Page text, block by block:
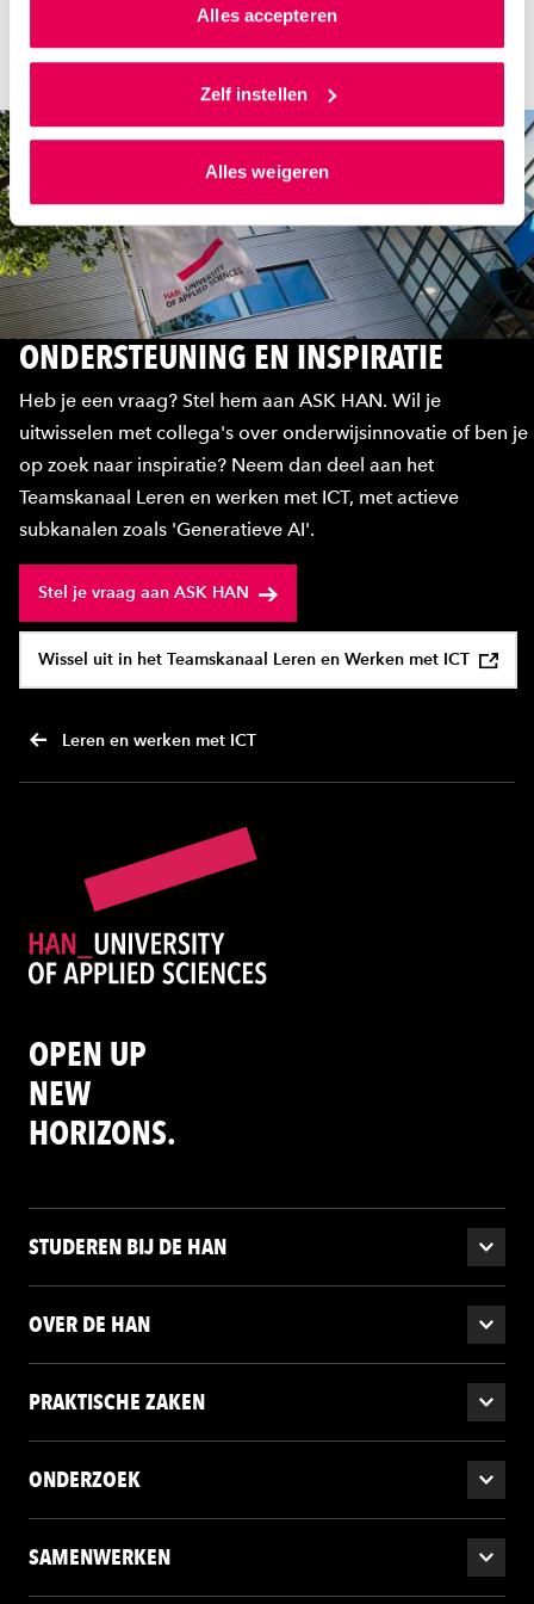
van jouw internetgedrag.
Als je op ‘Alles accepteren’ klikt dan geef je ons
toestemming om cookies voor social media en
gepersonaliseerde advertenties te plaatsen. Lees
cookiestatement. Via ‘Zelf instellen’ kun je ook zelf
instellen welke cookies we plaatsen. Je kunt je
toestemming altijd wijzigen of intrekken via
onscookiestatement.
Alles accepteren
Zelf instellen
Alles weigeren
een datum en tijd
ONDERSTEUNING EN INSPIRATIE
Heb je een vraag? Stel hem aan ASK HAN. Wil je
uitwisselen met collega's over onderwijsinnovatie of ben je
op zoek naar inspiratie? Neem dan deel aan het
Teamskanaal Leren en werken met ICT, met actieve
subkanalen zoals 'Generatieve AI'.
Stel je vraag aan ASK HAN
Wissel uit in het Teamskanaal Leren en Werken met ICT
Leren en werken met ICT
OPEN UP
NEW
HORIZONS.
STUDEREN BIJ DE HAN
OVER DE HAN
PRAKTISCHE ZAKEN
ONDERZOEK
SAMENWERKEN